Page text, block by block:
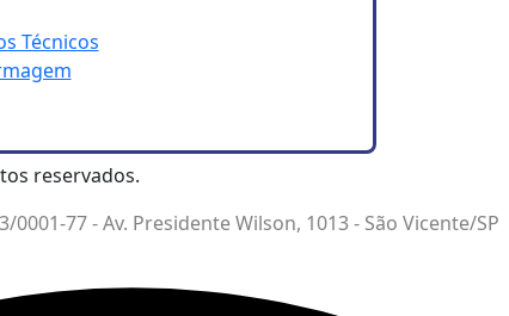
Técnicos
reservados.
77 - Av. Presidente Wilson, 1013 - São Vicente/SP